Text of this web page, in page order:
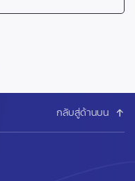
กลับสู่ด้านบน